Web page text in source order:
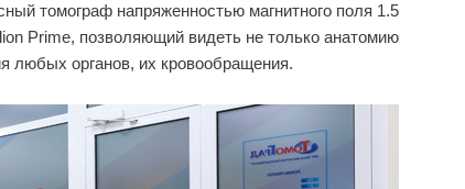
томограф напряженностью магнитного поля 1.5
Primе, позволяющий видеть не только анатомию
любых органов, их кровообращения.